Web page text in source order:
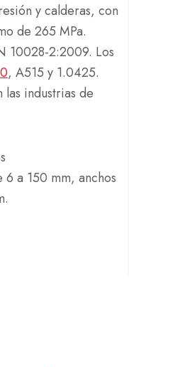
y calderas, con
de 265 MPa.
10028-2:2009. Los
, A515 y 1.0425.
industrias de
a 150 mm, anchos